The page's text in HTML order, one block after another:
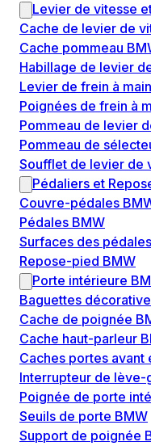
Levier de vitesse
Cache de levier de
Cache pommeau
Habillage de levier
Levier de frein à
Poignées de frein à
Pommeau de levier
Pommeau de
Soufflet de levier de
Pédaliers et
Couvre-pédales
Pédales BMW
Surfaces des
Repose-pied BMW
Porte intérieure
Baguettes
Cache de poignée
Cache haut-parleur
Caches portes avant
Interrupteur de lève-
Poignée de porte
Seuils de porte BMW
Support de poignée